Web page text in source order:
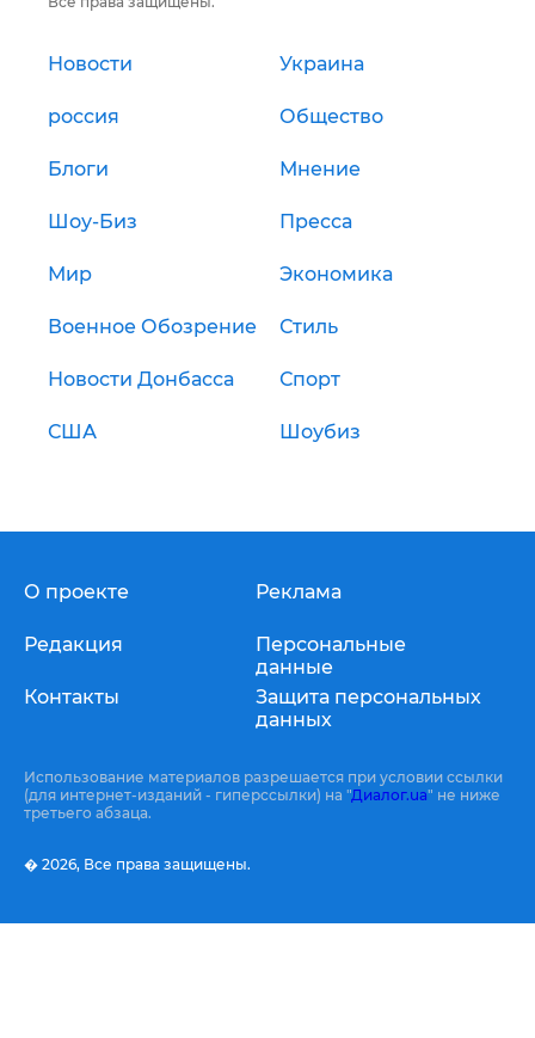
Новости Украина
россия Общество
Блоги Мнение
Шоу-Биз Пресса
Мир Экономика
Военное Обозрение Стиль
Новости Донбасса Спорт
США Шоубиз
О проекте
Редакция
Контакты
Реклама
Персональные
данные
Защита персональных
данных
Использование материалов разрешается при условии ссылки
(для интернет-изданий - гиперссылки) на "Диалог.ua" не ниже
третьего абзаца.
� 2026, Все права защищены.